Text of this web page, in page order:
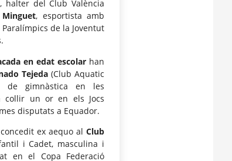
, halter del Club València
, esportista amb
de la Joventut
en edat escolar han
Tejeda (Club Aquatic
de gimnàstica en les
collir un or en els Jocs
disputats a Equador.
concedit ex aequo alClub
i Cadet, masculina i
en el Copa Federació